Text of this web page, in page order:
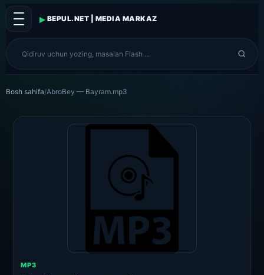
▸ BEPUL.NET | MEDIA MARKAZ
Bosh sahifa/AbroBey — Bayram.mp3
MP3